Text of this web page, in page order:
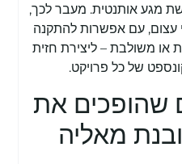
מגע אותנטית. מעבר לכך,
עצום, עם אפשרות להתקנה
או משולבת – ליצירת חזית
של כל פרויקט.
שהופכים את
מאליה